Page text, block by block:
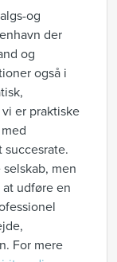
og
der
og
også i
er praktiske
men
udføre en
For mere